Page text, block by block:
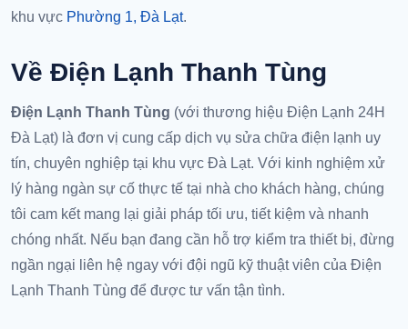
khu vực Phường 1, Đà Lạt.
Về Điện Lạnh Thanh Tùng
Điện Lạnh Thanh Tùng (với thương hiệu Điện Lạnh 24H
Đà Lạt) là đơn vị cung cấp dịch vụ sửa chữa điện lạnh uy
tín, chuyên nghiệp tại khu vực Đà Lạt. Với kinh nghiệm xử
lý hàng ngàn sự cố thực tế tại nhà cho khách hàng, chúng
tôi cam kết mang lại giải pháp tối ưu, tiết kiệm và nhanh
chóng nhất. Nếu bạn đang cần hỗ trợ kiểm tra thiết bị, đừng
ngần ngại liên hệ ngay với đội ngũ kỹ thuật viên của Điện
Lạnh Thanh Tùng để được tư vấn tận tình.